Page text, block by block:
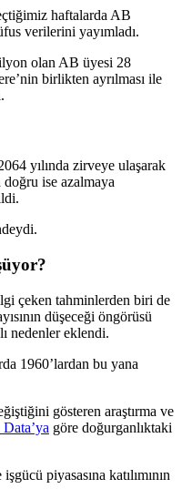
haftalarda AB
verilerini yayımladı.
olan AB üyesi 28
birlikten ayrılması ile
yılında zirveye ulaşarak
doğru ise azalmaya
çeken tahminlerden biri de
düşeceği öngörüsü
nedenler eklendi.
1960’lardan bu yana
gösteren araştırma ve
göre doğurganlıktaki
piyasasına katılımının